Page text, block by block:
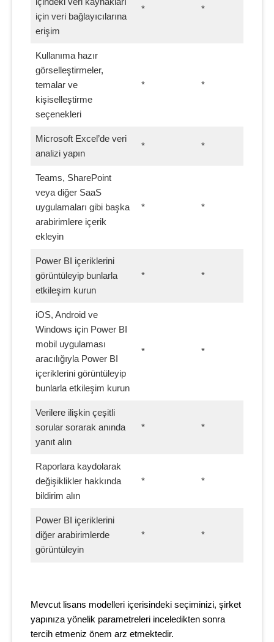
içindeki veri kaynakları
için veri bağlayıcılarına
erişim
* *
Kullanıma hazır
görselleştirmeler,
temalar ve
kişiselleştirme
seçenekleri
* *
Microsoft Excel’de veri
analizi yapın
* *
Teams, SharePoint
veya diğer SaaS
uygulamaları gibi başka
arabirimlere içerik
ekleyin
* *
Power BI içeriklerini
görüntüleyip bunlarla
etkileşim kurun
* *
iOS, Android ve
Windows için Power BI
mobil uygulaması
aracılığıyla Power BI
içeriklerini görüntüleyip
bunlarla etkileşim kurun
* *
Verilere ilişkin çeşitli
sorular sorarak anında
yanıt alın
* *
Raporlara kaydolarak
değişiklikler hakkında
bildirim alın
* *
Power BI içeriklerini
diğer arabirimlerde
görüntüleyin
* *
Mevcut lisans modelleri içerisindeki seçiminizi, şirket
yapınıza yönelik parametreleri inceledikten sonra
tercih etmeniz önem arz etmektedir.